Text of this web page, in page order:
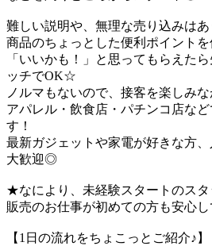
難しい説明や、無理な売り込みはあ
商品のちょっとした便利ポイントを
「いいかも！」と思ってもらえた
ッチでOK☆
ノルマもないので、接客を楽しみ
アパレル・飲食店・パチンコ店な
す！
最新ガジェットや家電が好きな方
大歓迎◎
★なにより、未経験スタートのスタ
販売のお仕事が初めての方も安心
【1日の流れをちょこっとご紹介♪】